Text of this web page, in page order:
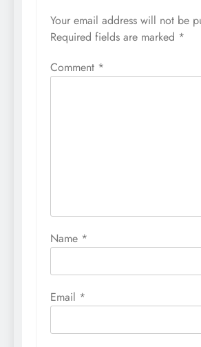
Your email address will not be
Required fields are marked *
Comment *
Name *
Email *